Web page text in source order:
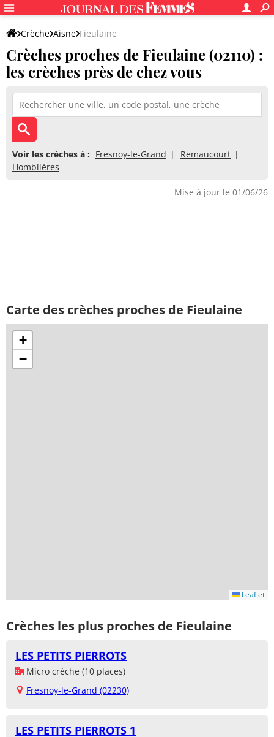
Crèche Aisne Fieulaine
Crèches proches de Fieulaine (02110) :
les crèches près de chez vous
Voir les crèches à : Fresnoy-le-Grand
Remaucourt
Homblières
Mise à jour le 01/06/26
Carte des crèches proches de Fieulaine
+
−
Leaflet
Crèches les plus proches de Fieulaine
LES PETITS PIERROTS
Micro crèche (10 places)
Fresnoy-le-Grand (02230)
LES PETITS PIERROTS 1